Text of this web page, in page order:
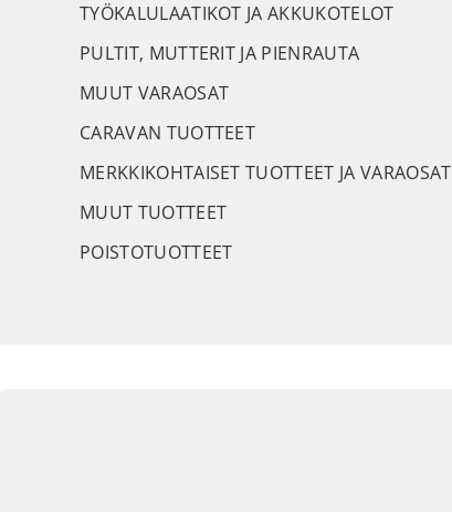
TYÖKALULAATIKOT JA AKKUKOTELOT
PULTIT, MUTTERIT JA PIENRAUTA
MUUT VARAOSAT
CARAVAN TUOTTEET
MERKKIKOHTAISET TUOTTEET JA VARAOSAT
MUUT TUOTTEET
POISTOTUOTTEET